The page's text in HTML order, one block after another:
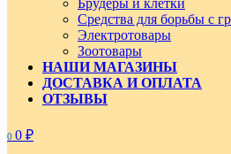
Средства для борьбы с
Электротовары
Зоотовары
НАШИ МАГАЗИНЫ
ДОСТАВКА И ОПЛАТА
ОТЗЫВЫ
0 0 ₽